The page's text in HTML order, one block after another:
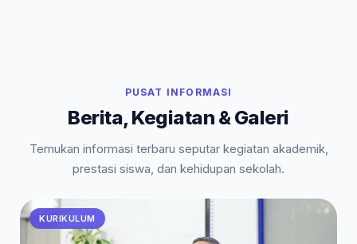
PUSAT INFORMASI
Berita, Kegiatan & Galeri
Temukan informasi terbaru seputar kegiatan akademik,
prestasi siswa, dan kehidupan sekolah.
KURIKULUM